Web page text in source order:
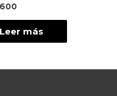
Leer más